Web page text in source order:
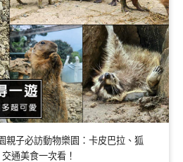
親子必訪動物樂園：卡皮巴拉、狐
通美食一次看！